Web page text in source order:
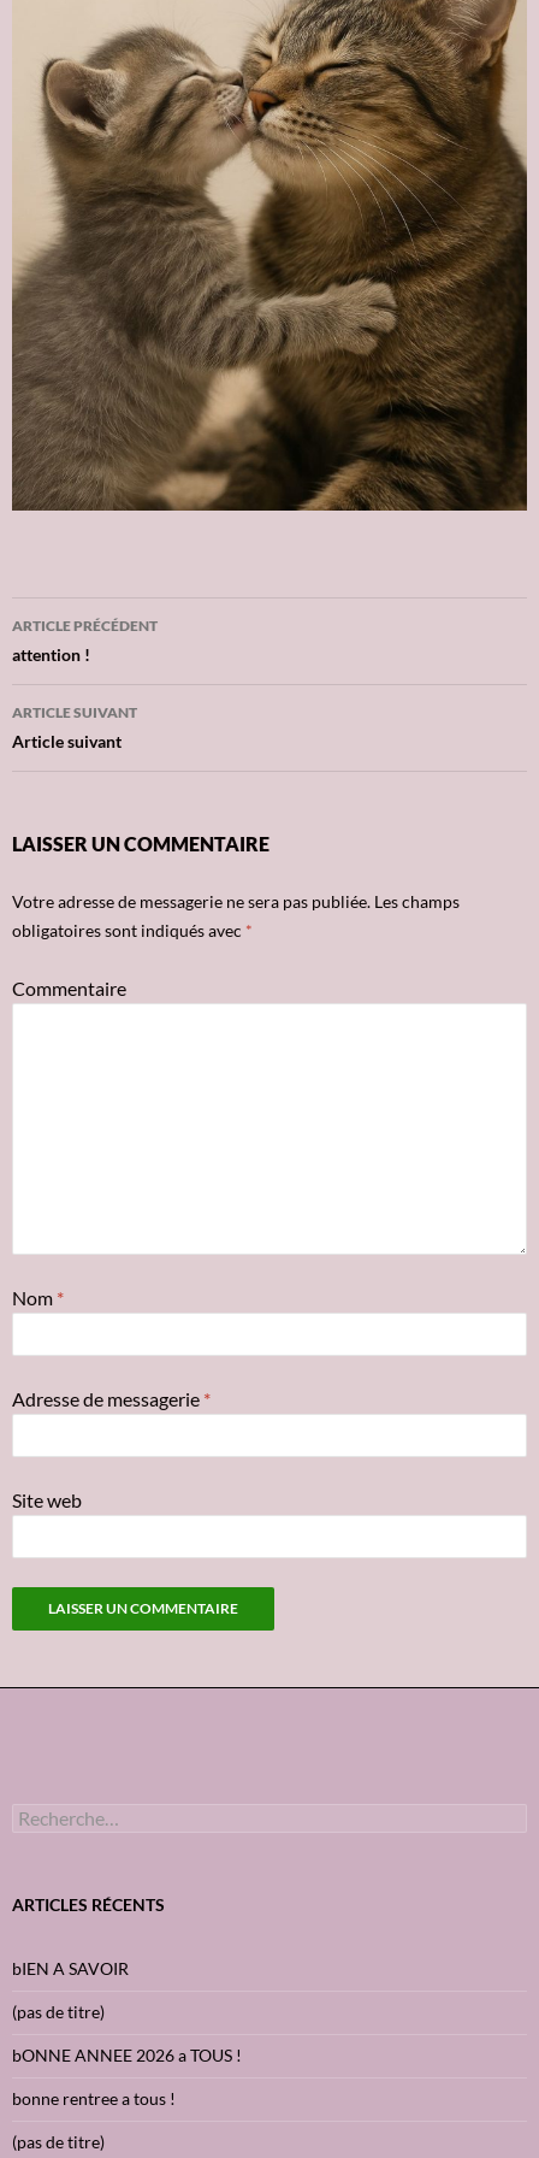
Navigation
des
articles
ARTICLE PRÉCÉDENT
attention !
ARTICLE SUIVANT
Article suivant
LAISSER UN COMMENTAIRE
Votre adresse de messagerie ne sera pas publiée. Les champs
obligatoires sont indiqués avec *
Commentaire
Nom *
Adresse de messagerie *
Site web
R
e
h
r
:
ARTICLES RÉCENTS
bIEN A SAVOIR
(pas de titre)
bONNE ANNEE 2026 a TOUS !
bonne rentree a tous !
(pas de titre)